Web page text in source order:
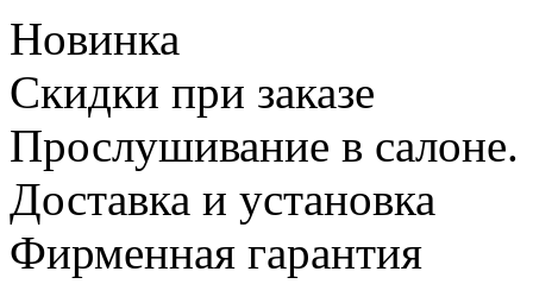
Новинка
Скидки при заказе
Прослушивание в салоне.
Доставка и установка
Фирменная гарантия